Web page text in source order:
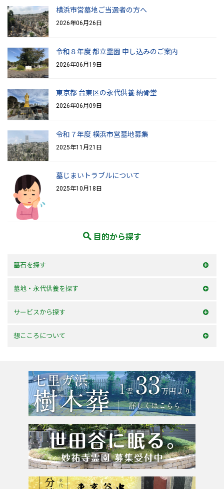
横浜市営墓地ご当選者の方へ
2026年06月26日
令和８年度 都立霊園 申し込みのご案内
2026年06月19日
東京都 台東区の永代供養 納骨堂
2026年06月09日
令和７年度 横浜市営墓地募集
2025年11月21日
墓じまいトラブルについて
2025年10月18日
目的から探す
墓石を探す
和型墓石
洋型墓石
デザイン墓石
墓地・永代供養を探す
横浜市内
神奈川県
東京都
サービスから探す
お墓を建てる
墓じまい・改葬
粉骨サービス
想こころについて
会社案内
アクセス
よくあるご質問
お問合せ